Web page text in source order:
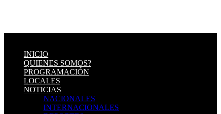
INICIO
QUIENES SOMOS?
PROGRAMACIÓN
LOCALES
NOTICIAS
NACIONALES
INTERNACIONALES